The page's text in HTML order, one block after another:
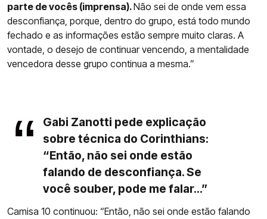
parte de vocês (imprensa).Não sei de onde vem essa
desconfiança, porque, dentro do grupo, está todo mundo
fechado e as informações estão sempre muito claras. A
vontade, o desejo de continuar vencendo, a mentalidade
vencedora desse grupo continua a mesma.”
Gabi Zanotti pede explicação
sobre técnica do Corinthians:
“Então, não sei onde estão
falando de desconfiança. Se
você souber, pode me falar...”
Camisa 10 continuou: “Então, não sei onde estão falando